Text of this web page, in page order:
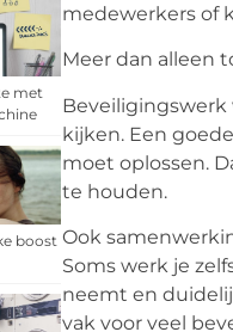
met
boost
medewerkers of
Meer dan alleen
Beveiligingswerk
kijken. Een
moet oplossen.
te houden.
Ook
Soms werk je
neemt en
vak voor veel